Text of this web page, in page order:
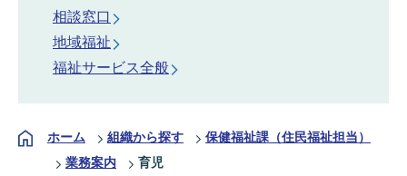
相談窓口
地域福祉
福祉サービス全般
ホーム 組織から探す
保健福祉課（住民福祉担当）
業務案内
育児